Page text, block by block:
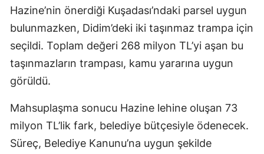
Hazine’nin önerdiği Kuşadası’ndaki parsel uygun
bulunmazken, Didim’deki iki taşınmaz trampa için
seçildi. Toplam değeri 268 milyon TL’yi aşan bu
taşınmazların trampası, kamu yararına uygun
görüldü.
Mahsuplaşma sonucu Hazine lehine oluşan 73
milyon TL’lik fark, belediye bütçesiyle ödenecek.
Süreç, Belediye Kanunu’na uygun şekilde